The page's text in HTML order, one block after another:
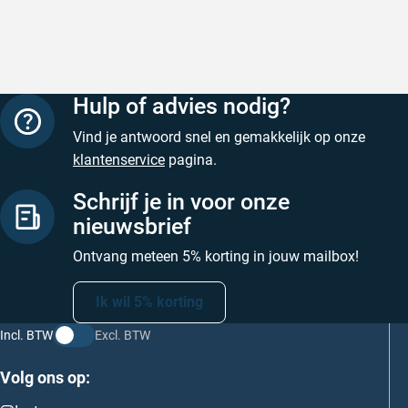
Hulp of advies nodig?
Vind je antwoord snel en gemakkelijk op onze
klantenservice pagina.
Schrijf je in voor onze
nieuwsbrief
Ontvang meteen 5% korting in jouw mailbox!
Ik wil 5% korting
Incl. BTW Excl. BTW
Volg ons op: